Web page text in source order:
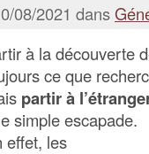
08/2021 dans
à la découverte
ce que
partir à
simple escapade.
effet, les